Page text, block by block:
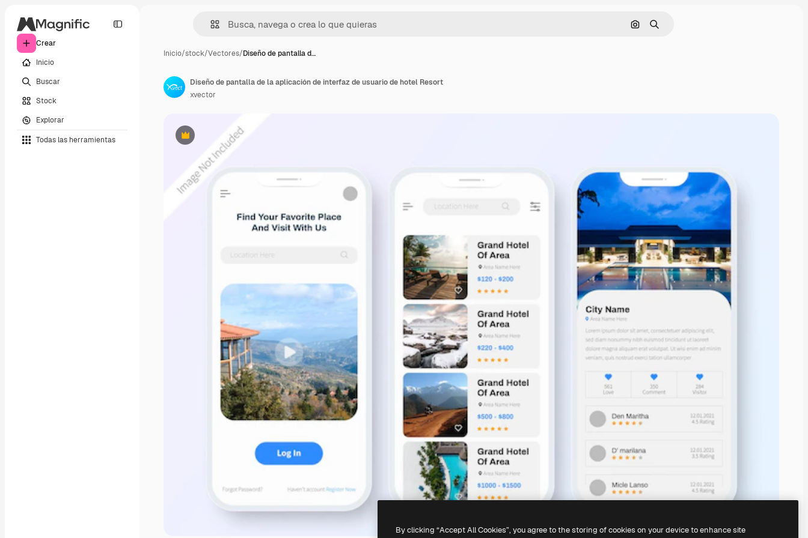
Crear
Inicio
Buscar
Stock
Explorar
Todas las herramientas
Buscar por imagen
Buscar
Inicio/stock/Vectores/Diseño de pantalla d…
Premium
Diseño de pantalla de la aplicación de interfaz de usuario de hotel Resort
xvector
By clicking “Accept All Cookies”, you agree to the storing of cookies on your device to enhance site